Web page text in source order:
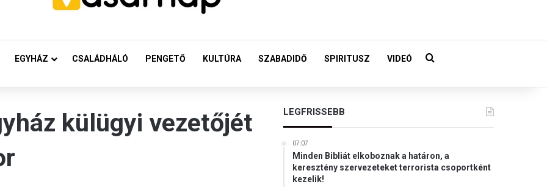
EGYHÁZ CSALÁDHÁLÓ PENGETŐ KULTÚRA SZABADIDŐ SPIRITUSZ VIDEÓ Keresés:
külügyi vezetőjét
LEGFRISSEBB
07:07
Minden Bibliát elkoboznak a határon, a
keresztény szervezeteket terrorista csoportként
kezelik!